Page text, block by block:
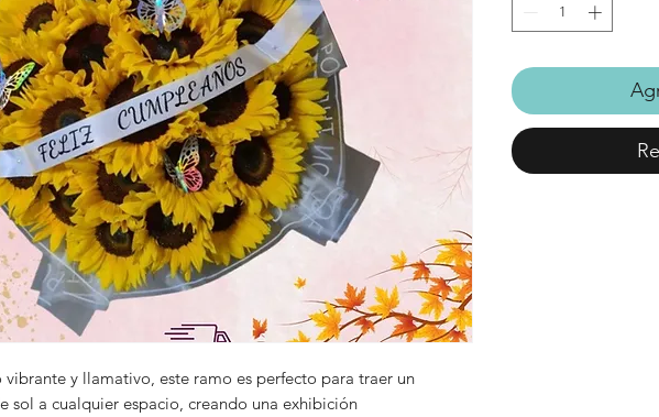
vibrante y llamativo, este ramo es perfecto para traer un
sol a cualquier espacio, creando una exhibición